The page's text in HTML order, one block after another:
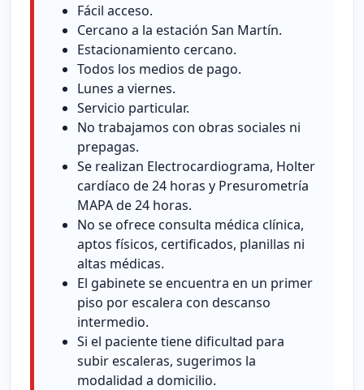
Fácil acceso.
Cercano a la estación San Martín.
Estacionamiento cercano.
Todos los medios de pago.
Lunes a viernes.
Servicio particular.
No trabajamos con obras sociales ni
prepagas.
Se realizan Electrocardiograma, Holter
cardíaco de 24 horas y Presurometría
MAPA de 24 horas.
No se ofrece consulta médica clínica,
aptos físicos, certificados, planillas ni
altas médicas.
El gabinete se encuentra en un primer
piso por escalera con descanso
intermedio.
Si el paciente tiene dificultad para
subir escaleras, sugerimos la
modalidad a domicilio.